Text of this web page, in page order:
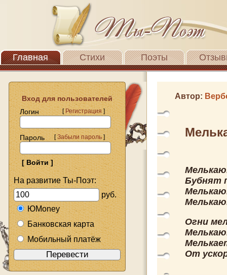
Главная Стихи Поэты
Вход для пользователей
Логин
[Регистрация]
Пароль [Забыли пароль]
На развитие Ты-Поэт:
руб.
ЮMoney
Банковская карта
Мобильный платёж
Автор:
Бубнят
Огни
От